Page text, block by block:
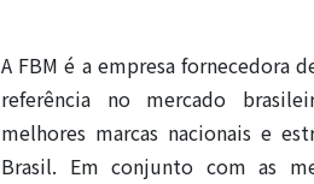
A FBM é a empresa fornecedora
referência no mercado
melhores marcas nacionais e
Brasil. Em conjunto com as